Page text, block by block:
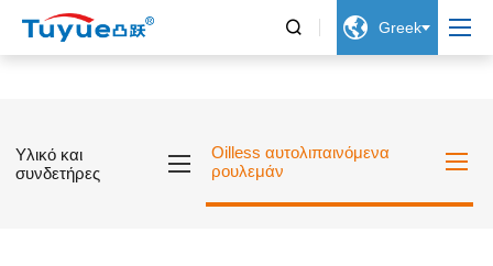
  Greek
Υλικό και
συνδετήρες
Oilless αυτολιπαινόμενα
ρουλεμάν